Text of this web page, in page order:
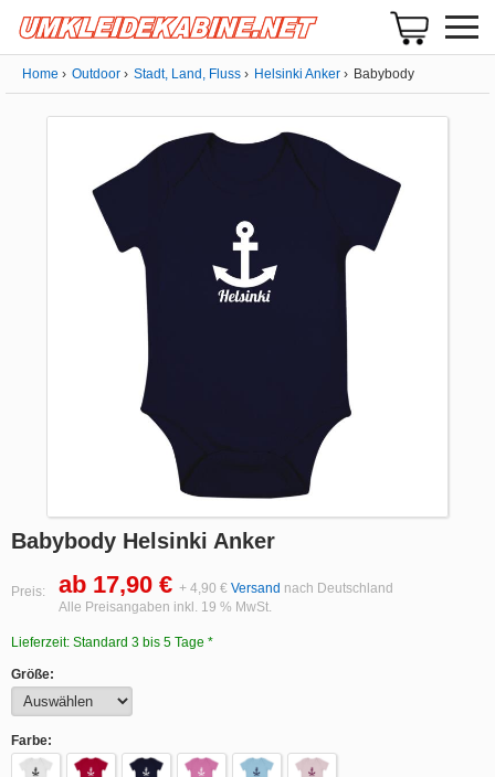
Home Outdoor Stadt, Land, Fluss Helsinki Anker Babybody
Babybody Helsinki Anker
Preis: ab 17,90 € + 4,90 € Versand nach Deutschland
Alle Preisangaben inkl. 19 % MwSt.
Lieferzeit: Standard 3 bis 5 Tage *
Größe:
Farbe: